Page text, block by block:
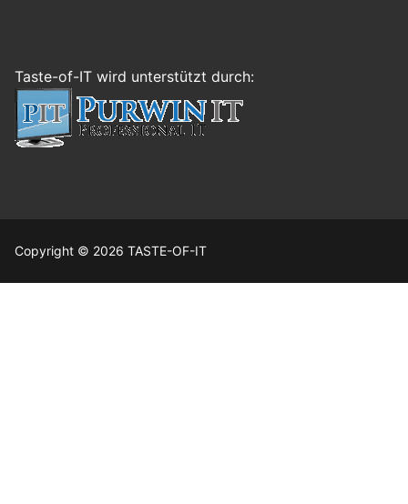
Taste-of-IT wird unterstützt durch:
Copyright © 2026 TASTE-OF-IT